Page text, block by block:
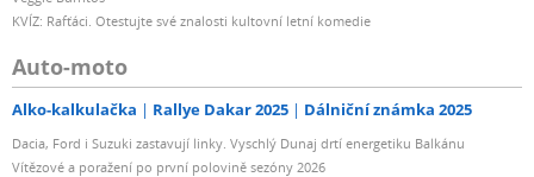
KVÍZ: Rafťáci. Otestujte své znalosti kultovní letní komedie
Auto-moto
Alko-kalkulačka Rallye Dakar 2025 Dálniční známka 2025
Dacia, Ford i Suzuki zastavují linky. Vyschlý Dunaj drtí energetiku Balkánu
Vítězové a poražení po první polovině sezóny 2026